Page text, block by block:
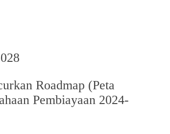
Roadmap (Peta
Pembiayaan 2024-